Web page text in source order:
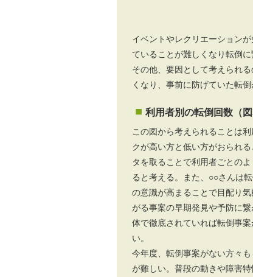
イベントやレクリエーション
ていることが難しくなり転倒
その他、要因として考えられ
くなり、事前に防げていた転
利用者別の転倒回数（
この図から考えられることは
クが高い方と低い方がおられ
タを取ることで利用者ごとの
ると考える。また、○○さんは
の意識が高まることで目配り
がる事案の早期発見や予防に
体で徹底されていれば転倒事
い。
今年度、転倒事案がない方々
が難しい。普段の動きや障害